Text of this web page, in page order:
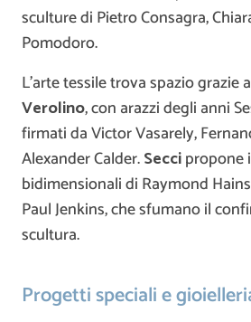
sculture di Pietro Consagra,
Pomodoro.
L’arte tessile trova spazio grazie a
Verolino, con arazzi degli anni
firmati da Victor Vasarely,
Alexander Calder.Seccipropone
bidimensionali di Raymond
Paul Jenkins, che sfumano il
scultura.
Progetti speciali e